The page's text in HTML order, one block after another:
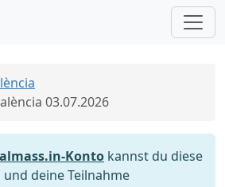
03.07.2026
Konto kannst du diese
deine Teilnahme